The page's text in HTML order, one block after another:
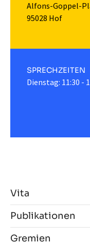
Alfons-Goppel-
95028 Hof
SPRECHZEITEN
Dienstag: 11:30 -
Vita
Publikationen
Gremien